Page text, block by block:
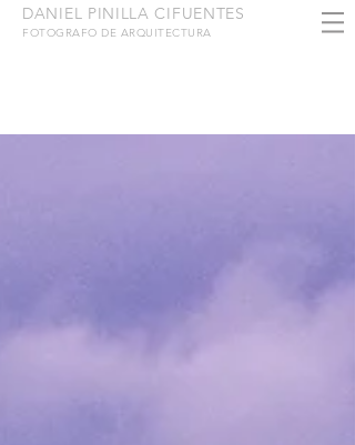
DANIEL PINILLA CIFUENTES
FOTOGRAFO DE ARQUITECTURA